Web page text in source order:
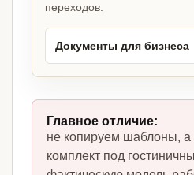
переходов.
Документы для бизнеса
Главное отличие:
не копируем шаблоны, а
комплект под